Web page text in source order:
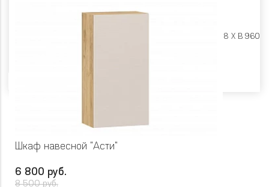
Ш 600 X Г 318 X В 960
Шкаф навесной "Асти"
6 800 руб.
8 500 руб.